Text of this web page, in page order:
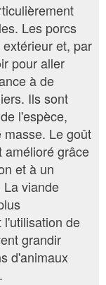
Les porcs
et, par
pour aller
à de
Ils sont
l'espèce,
Le goût
amélioré grâce
et à un
viande
de
grandir
d'animaux